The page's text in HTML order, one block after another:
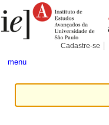
para
conteúdo.
Pessoais
Cadastre-se
menu